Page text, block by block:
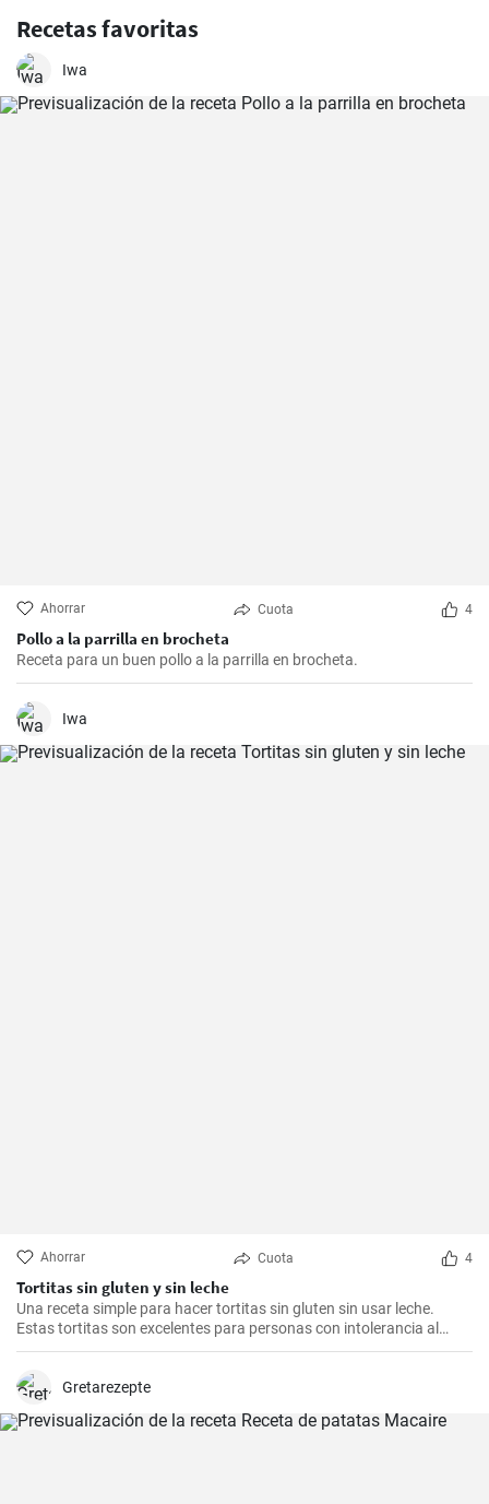
Recetas favoritas
Iwa
Ahorrar Cuota 4
Pollo a la parrilla en brocheta
Receta para un buen pollo a la parrilla en brocheta.
Iwa
Ahorrar Cuota 4
Tortitas sin gluten y sin leche
Una receta simple para hacer tortitas sin gluten sin usar leche.
Estas tortitas son excelentes para personas con intolerancia al
gluten o la lactosa.
Gretarezepte